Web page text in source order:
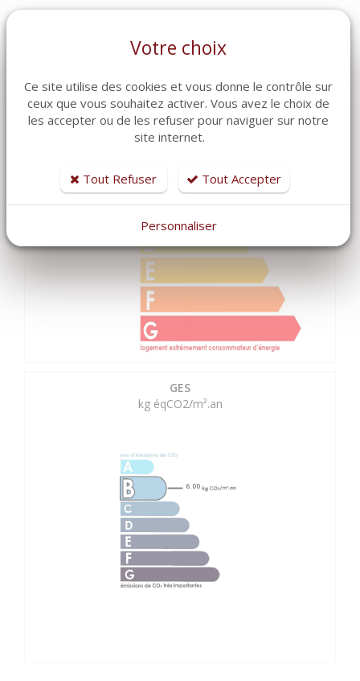
MASQUER LES CARACTÉRISTIQUES DPE / GES
DPE
kWhEP/m².an
166.00 6.00
GES
kg éqCO2/m².an
6.00
Votre choix
Ce site utilise des cookies et vous donne le contrôle sur
ceux que vous souhaitez activer. Vous avez le choix de
les accepter ou de les refuser pour naviguer sur notre
site internet.
Tout Refuser Tout Accepter
Personnaliser